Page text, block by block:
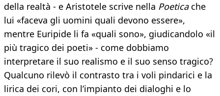
della realtà - e Aristotele scrive nella Poetica che
lui «faceva gli uomini quali devono essere»,
mentre Euripide li fa «quali sono», giudicandolo «il
più tragico dei poeti» - come dobbiamo
interpretare il suo realismo e il suo senso tragico?
Qualcuno rilevò il contrasto tra i voli pindarici e la
lirica dei cori, con l’impianto dei dialoghi e lo